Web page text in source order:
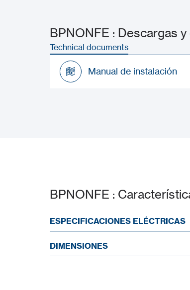
BPNONFE : Descargas
Technical documents
Manual de instalación
BPNONFE :
ESPECIFICACIONES ELÉCTRICAS
DIMENSIONES